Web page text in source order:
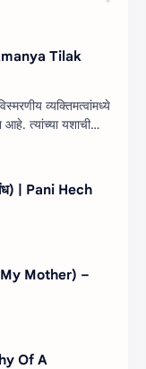
Tilak
व्यक्तिमत्वांमध्ये
त्यांच्या यशाची
| Pani Hech
My Mother) –
Of A